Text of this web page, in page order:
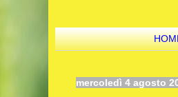
mercoledì 4 agosto